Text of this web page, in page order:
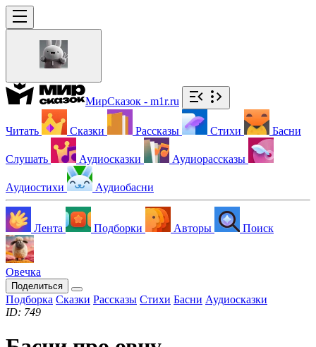
МирСказок - m1r.ru
Читать Сказки Рассказы Стихи Басни
Слушать Аудиосказки Аудиорассказы
Аудиостихи Аудиобасни
Лента Подборки Авторы Поиск
Овечка
Поделиться
Подборка Сказки Рассказы Стихи Басни Аудиосказки
ID: 749